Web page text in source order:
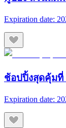
Expiration date:
ช้อปปิ้งสุดคุ้มที่
Expiration date: